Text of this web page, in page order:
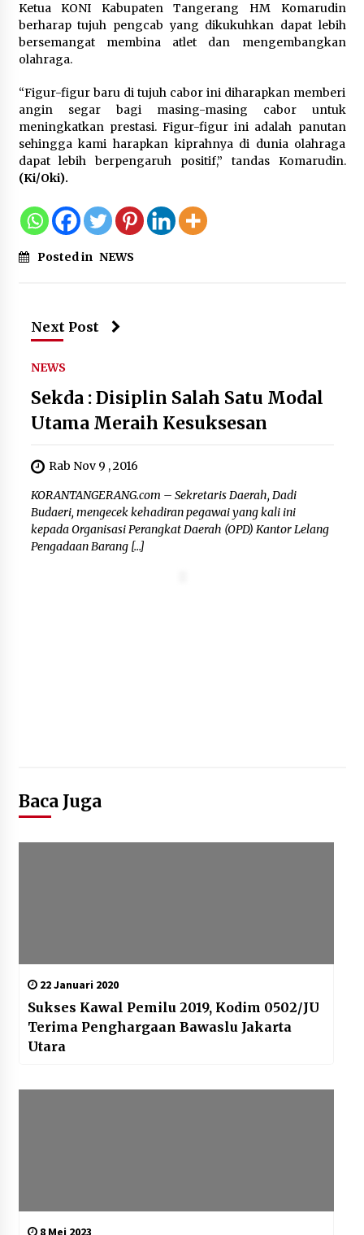
KKM Universitas Bina Bangsa
Kelompok 83 Laksanakan
Pemasaran UMKM di Desa Cempaka
6 Agustus 2026
Jaga Kebugaran Petugas, Lapas
Kelas I Tangerang Gelar Cek
6 Agustus 2026
Ketua KONI Kabupaten Tangerang HM Komarudin
berharap tujuh pengcab yang dikukuhkan dapat lebih
bersemangat membina atlet dan mengembangkan
olahraga.
“Figur-figur baru di tujuh cabor ini diharapkan memberi
angin segar bagi masing-masing cabor untuk
meningkatkan prestasi. Figur-figur ini adalah panutan
sehingga kami harapkan kiprahnya di dunia olahraga
dapat lebih berpengaruh positif,” tandas Komarudin.
(Ki/Oki).
Posted in NEWS
Next Post
NEWS
Sekda : Disiplin Salah Satu Modal
Utama Meraih Kesuksesan
Rab Nov 9 , 2016
KORANTANGERANG.com – Sekretaris Daerah, Dadi
Budaeri, mengecek kehadiran pegawai yang kali ini
kepada Organisasi Perangkat Daerah (OPD) Kantor Lelang
Pengadaan Barang […]
Baca Juga
22 Januari 2020
Sukses Kawal Pemilu 2019, Kodim 0502/JU
Terima Penghargaan Bawaslu Jakarta
Utara
8 Mei 2023